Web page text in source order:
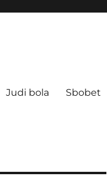
Judi bola Sbobet